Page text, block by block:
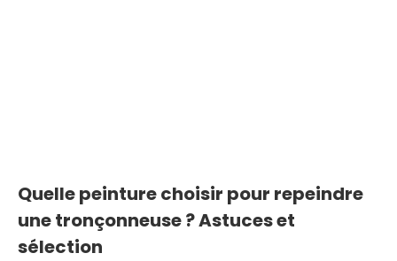
Quelle peinture choisir pour repeindre
une tronçonneuse ? Astuces et
sélection